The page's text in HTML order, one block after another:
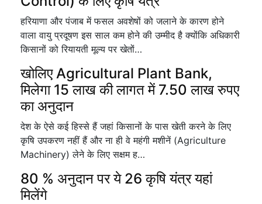
हरियाणा और पंजाब में फसल अवशेषों को जलाने के कारण होने
वाला वायु प्रदूषण इस साल कम होने की उम्मीद है क्योंकि अधिकारी
किसानों को रियायती मूल्य पर खेतों…
खोलिए Agricultural Plant Bank,
मिलेगा 15 लाख की लागत में 7.50 लाख रुपए
का अनुदान
देश के ऐसे कई हिस्से हैं जहां किसानों के पास खेती करने के लिए
कृषि उपकरण नहीं हैं और ना ही वे महंगी मशीनें (Agriculture
Machinery) लेने के लिए सक्षम ह…
80 % अनुदान पर ये 26 कृषि यंत्र यहां
मिलेंगे